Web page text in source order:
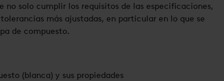
no solo cumplir los requisitos de las especificaciones,
más ajustadas, en particular en lo que se
de compuesto.
(blanca) y sus propiedades